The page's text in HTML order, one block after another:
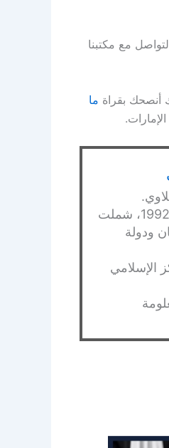
مع مكتبنا
أنصحك بقراة ما
محامي بالنقض ومستشار قانوني ومحكم، بخبرة مهنية تمتد منذ عام 1992، شملت
ودولة
لدى المركز الإسلامي